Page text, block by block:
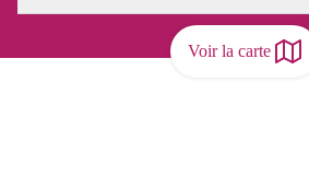
Voir la carte